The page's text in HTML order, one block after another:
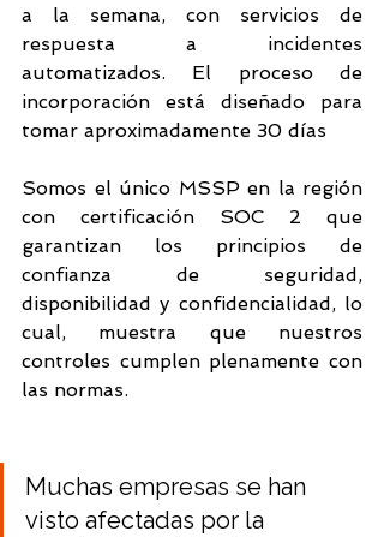
a la semana, con servicios de
respuesta a incidentes
automatizados. El proceso de
incorporación está diseñado para
tomar aproximadamente 30 días
Somos el único MSSP en la región
con certificación SOC 2 que
garantizan los principios de
confianza de seguridad,
disponibilidad y confidencialidad, lo
cual, muestra que nuestros
controles cumplen plenamente con
las normas.
Muchas empresas se han
visto afectadas por la